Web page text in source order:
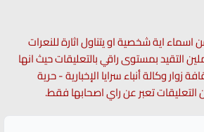
اية شخصية او يتناول اثارة للنعرات
التقيد بمستوى راقي بالتعليقات حيث انها
وكالة أنباء سرايا الإخبارية - حرية
تعبر عن راي اصحابها فقط.